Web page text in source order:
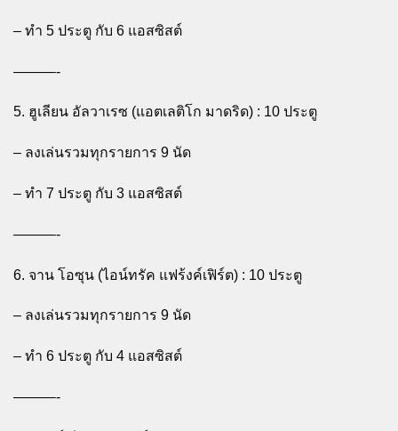
– ทำ 5 ประตู กับ 6 แอสซิสต์
———-
5. ฮูเลียน อัลวาเรซ (แอตเลติโก มาดริด) : 10 ประตู
– ลงเล่นรวมทุกรายการ 9 นัด
– ทำ 7 ประตู กับ 3 แอสซิสต์
———-
6. จาน โอซุน (ไอน์ทรัค แฟร้งค์เฟิร์ต) : 10 ประตู
– ลงเล่นรวมทุกรายการ 9 นัด
– ทำ 6 ประตู กับ 4 แอสซิสต์
———-